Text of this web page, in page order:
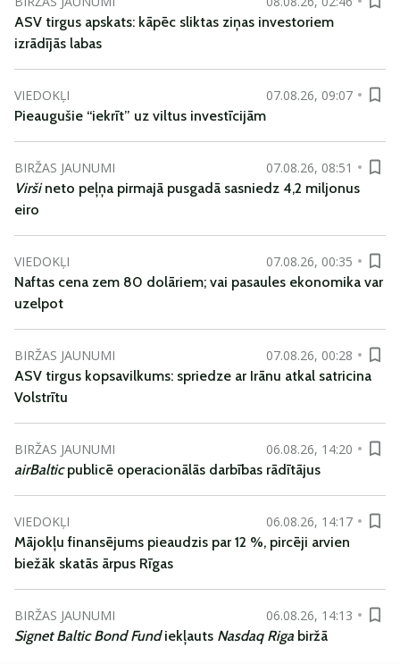
ASV tirgus apskats: kāpēc sliktas ziņas investoriem
izrādījās labas
VIEDOKĻI
07.08.26, 09:07
Pieaugušie “iekrīt” uz viltus investīcijām
BIRŽAS JAUNUMI
07.08.26, 08:51
Viršineto peļņa pirmajā pusgadā sasniedz 4,2 miljonus
eiro
VIEDOKĻI
07.08.26, 00:35
Naftas cena zem 80 dolāriem; vai pasaules ekonomika var
uzelpot
BIRŽAS JAUNUMI
07.08.26, 00:28
ASV tirgus kopsavilkums: spriedze ar Irānu atkal satricina
Volstrītu
BIRŽAS JAUNUMI
06.08.26, 14:20
airBalticpublicē operacionālās darbības rādītājus
VIEDOKĻI
06.08.26, 14:17
Mājokļu finansējums pieaudzis par 12 %, pircēji arvien
biežāk skatās ārpus Rīgas
BIRŽAS JAUNUMI
06.08.26, 14:13
Signet Baltic Bond Fundiekļauts Nasdaq Riga biržā